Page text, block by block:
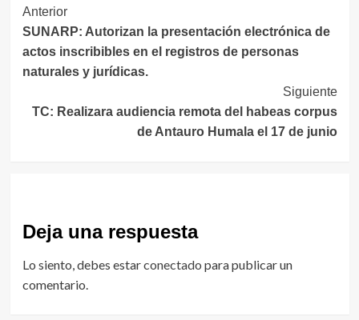
Navegación
de
entradas
Anterior
SUNARP: Autorizan la presentación electrónica de
actos inscribibles en el registros de personas
naturales y jurídicas.
Siguiente
TC: Realizara audiencia remota del habeas corpus
de Antauro Humala el 17 de junio
Deja una respuesta
Lo siento, debes estarconectado para publicar un
comentario.